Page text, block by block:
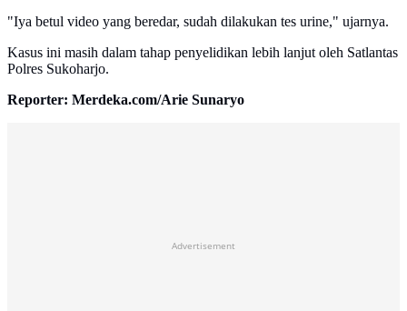
"Iya betul video yang beredar, sudah dilakukan tes urine," ujarnya.
Kasus ini masih dalam tahap penyelidikan lebih lanjut oleh Satlantas
Polres Sukoharjo.
Reporter: Merdeka.com/Arie Sunaryo
Advertisement